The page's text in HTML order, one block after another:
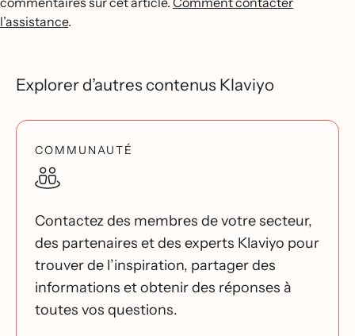
l’assistance.
Explorer d’autres contenus Klaviyo
COMMUNAUTÉ
Contactez des membres de votre secteur,
des partenaires et des experts Klaviyo pour
trouver de l’inspiration, partager des
informations et obtenir des réponses à
toutes vos questions.